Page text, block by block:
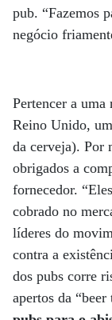
pub. “Fazemos
negócio
Pertencer a
Reino Unido,
da cerveja). Por
obrigados a
fornecedor.
cobrado no
líderes do
contra a
dos pubs corre
apertos da “beer